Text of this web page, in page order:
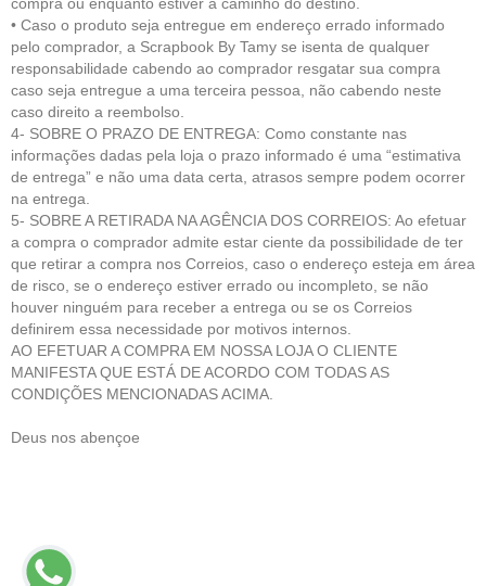
• Caso o produto seja entregue em endereço errado informado
pelo comprador, a Scrapbook By Tamy se isenta de qualquer
responsabilidade cabendo ao comprador resgatar sua compra
caso seja entregue a uma terceira pessoa, não cabendo neste
caso direito a reembolso.
4- SOBRE O PRAZO DE ENTREGA: Como constante nas
informações dadas pela loja o prazo informado é uma “estimativa
de entrega” e não uma data certa, atrasos sempre podem ocorrer
na entrega.
5- SOBRE A RETIRADA NA AGÊNCIA DOS CORREIOS: Ao efetuar
a compra o comprador admite estar ciente da possibilidade de ter
que retirar a compra nos Correios, caso o endereço esteja em área
de risco, se o endereço estiver errado ou incompleto, se não
houver ninguém para receber a entrega ou se os Correios
definirem essa necessidade por motivos internos.
AO EFETUAR A COMPRA EM NOSSA LOJA O CLIENTE
MANIFESTA QUE ESTÁ DE ACORDO COM TODAS AS
CONDIÇÕES MENCIONADAS ACIMA.
Deus nos abençoe